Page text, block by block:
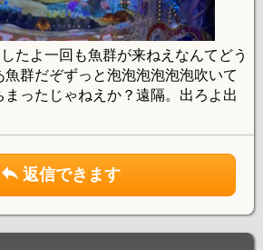
たよ一回も魚群が来ねえなんてどう
群だぞずっと泡泡泡泡泡泡吹いて
まったじゃねえか？遠隔。出ろよ出
返信できます